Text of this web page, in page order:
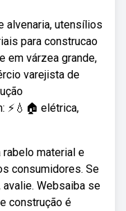
alvenaria, utensílios
para construcao
em várzea grande,
varejista de
⚡💧🏠 elétrica,
material e
consumidores. Se
Websaiba se
construção é